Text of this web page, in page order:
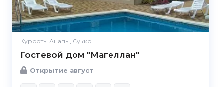
Курорты Анапы, Сукко
Гостевой дом "Магеллан"
Открытие август